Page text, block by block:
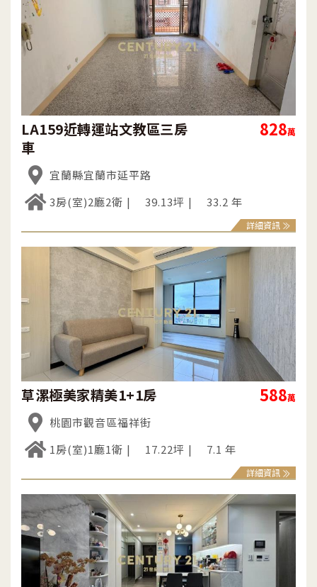
LA159近轉運站文教區三房
車
828萬
宜蘭縣宜蘭市延平路
3房(室)2廳2衛
39.13坪 33.2 年
詳細資訊
草漯極美家精美1+1房 588萬
桃園市觀音區福祥街
1房(室)1廳1衛
17.22坪 7.1 年
詳細資訊